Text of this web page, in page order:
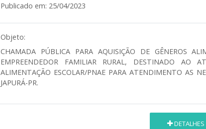
Publicado em: 25/04/2023
Objeto:
CHAMADA PÚBLICA PARA AQUISIÇÃO DE GÊNEROS
EMPREENDEDOR FAMILIAR RURAL, DESTINADO AO
ALIMENTAÇÃO ESCOLAR/PNAE PARA ATENDIMENTO AS
JAPURÁ-PR.
DETALHES